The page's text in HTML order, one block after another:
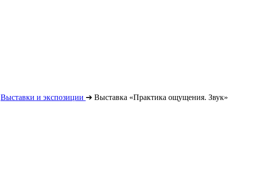
Выставки и экспозиции ➔ Выставка «Практика ощущения. Звук»